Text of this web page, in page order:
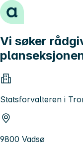
Hopp til innhold
Vi søker
Statsforvalteren i
9800 Vadsø